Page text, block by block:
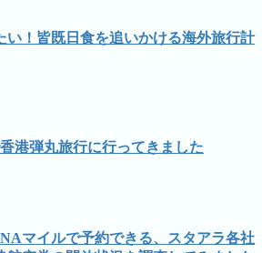
い！皆既日食を追いかける海外旅行計
港弾丸旅行に行ってきました
マイルで予約できる、スタアラ各社